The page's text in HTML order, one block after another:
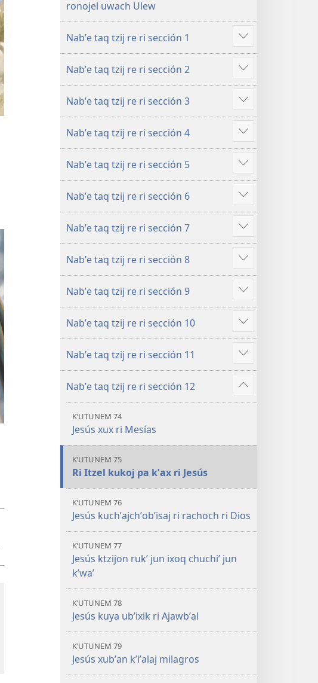
Biblia
ronojel uwach Ulew
Nabʼe taq tzij re ri sección 1
Show
more
Nabʼe taq tzij re ri sección 2
Show
more
Nabʼe taq tzij re ri sección 3
Show
more
Nabʼe taq tzij re ri sección 4
Show
more
Nabʼe taq tzij re ri sección 5
Show
more
Nabʼe taq tzij re ri sección 6
Show
more
Nabʼe taq tzij re ri sección 7
Show
more
Nabʼe taq tzij re ri sección 8
Show
more
Nabʼe taq tzij re ri sección 9
Show
more
Nabʼe taq tzij re ri sección 10
Show
more
Nabʼe taq tzij re ri sección 11
Show
more
Nabʼe taq tzij re ri sección 12
Show
more
KʼUTUNEM 74
Jesús xux ri Mesías
KʼUTUNEM 75
Ri Itzel kukoj pa kʼax ri Jesús
KʼUTUNEM 76
Jesús kuchʼajchʼobʼisaj ri rachoch ri Dios
KʼUTUNEM 77
Jesús ktzijon rukʼ jun ixoq chuchiʼ jun
kʼwaʼ
KʼUTUNEM 78
Jesús kuya ubʼixik ri Ajawbʼal
KʼUTUNEM 79
Jesús xubʼan kʼiʼalaj milagros